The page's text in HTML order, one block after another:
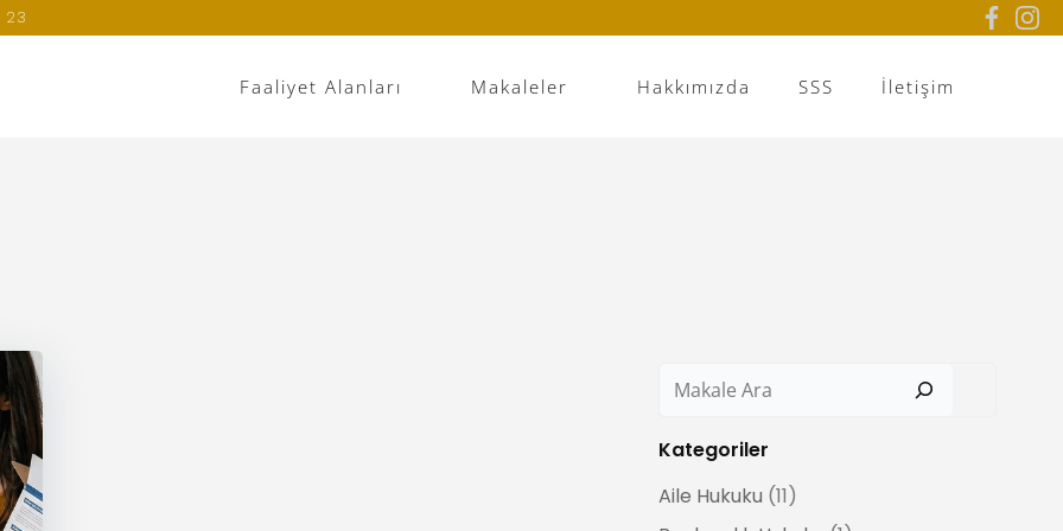
23
Faaliyet Alanları Makaleler Hakkımızda SSS İletişim
Ara
Kategoriler
Aile Hukuku (11)